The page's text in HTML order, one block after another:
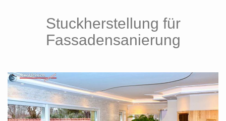
Stuckherstellung für
Fassadensanierung